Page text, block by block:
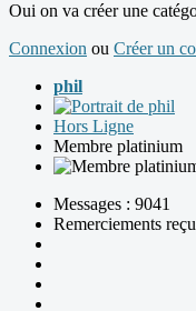
Oui on va créer une
Connexion ou Créer un
phil
Hors Ligne
Membre platinium
Messages : 9041
Remerciements